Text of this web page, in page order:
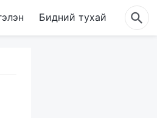
Бидний тухай